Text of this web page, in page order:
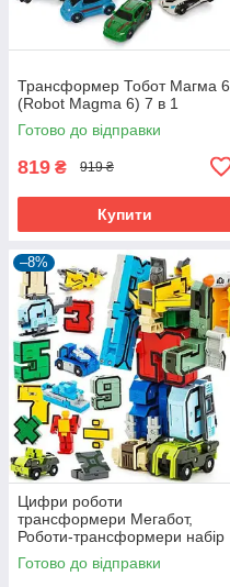
Трансформер Тобот Магма 6
(Robot Magma 6) 7 в 1
Готово до відправки
819 ₴ 919 ₴
Купити
–8%
Цифри роботи
трансформери Мегабот,
Роботи-трансформери набір
10в1
Готово до відправки